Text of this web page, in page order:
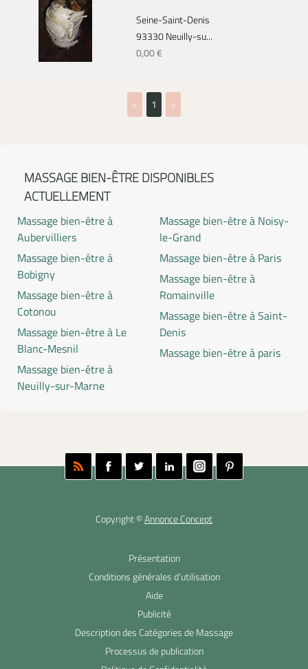
Seine-Saint-Denis
93330 Neuilly-su...
0,00 €
< 1 >
MASSAGE BIEN-ÊTRE DISPONIBLES
ACTUELLEMENT
Massage bien-être à
Aubervilliers
Massage bien-être à
Bobigny
Massage bien-être à
Cotonou
Massage bien-être à Le
Blanc-Mesnil
Massage bien-être à
Neuilly-sur-Marne
Massage bien-être à Noisy-
le-Grand
Massage bien-être à Paris
Massage bien-être à
Romainville
Massage bien-être à Saint-
Denis
Massage bien-être à paris
Copyright ©Annonce Concept
Présentation
Conditions générales d'utilisation
Aide
Publicité
Description des Catégories de Massage
Processus de publication